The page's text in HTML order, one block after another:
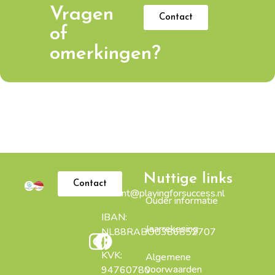
Vragen
of
omerkingen?
Contact
ContactMail:
m.kant@playingforsuccess.nl
IBAN:
NL88RABO0386852707
KVK:
94760780
Nuttige links
Ouder informatie
Jaarrekening
Algemene
voorwaarden